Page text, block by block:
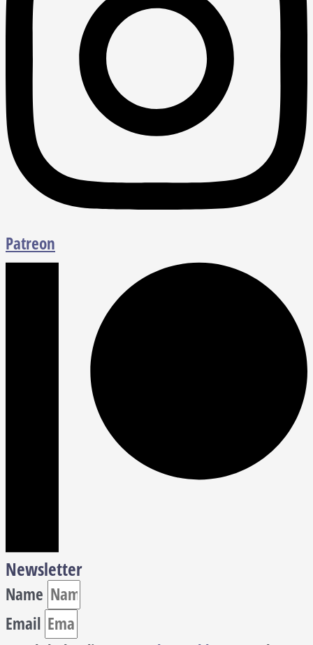
Patreon
Newsletter
Name
Email